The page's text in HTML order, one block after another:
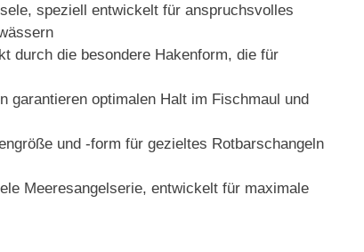
speziell entwickelt für anspruchsvolles
durch die besondere Hakenform, die für
garantieren optimalen Halt im Fischmaul und
und -form für gezieltes Rotbarschangeln
Meeresangelserie, entwickelt für maximale